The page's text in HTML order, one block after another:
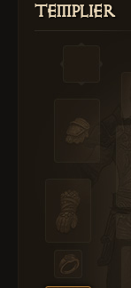
Templier